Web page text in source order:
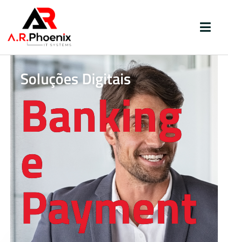
Soluções Digitais
Banking
e
Payment